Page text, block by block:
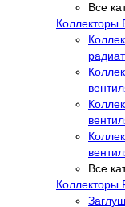
Все
Коллекторы
Все
Коллекторы